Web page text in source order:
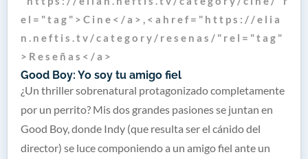
Good Boy: Yo soy tu amigo fiel
e l = " t a g " > C i n e < / a > , < a h r e f = " h t t p s : / / e l i a
n . n e f t i s . t v / c a t e g o r y / r e s e n a s / " r e l = " t a g "
> R e s e ñ a s < / a >
¿Un thriller sobrenatural protagonizado completamente
por un perrito? Mis dos grandes pasiones se juntan en
Good Boy, donde Indy (que resulta ser el cánido del
director) se luce componiendo a un amigo fiel ante un